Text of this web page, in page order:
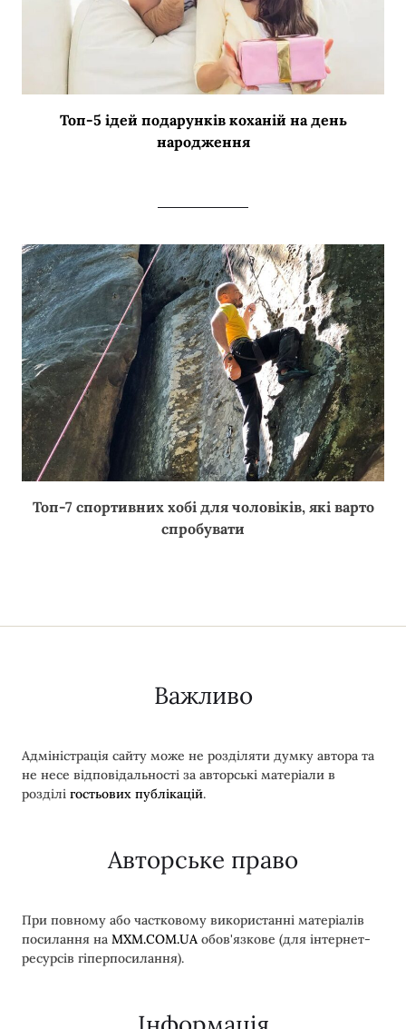
Топ-5 ідей подарунків коханій на день
народження
Топ-7 спортивних хобі для чоловіків, які варто
спробувати
Важливо
Адміністрація сайту може не розділяти думку автора та
не несе відповідальності за авторські матеріали в
розділі гостьових публікацій.
Авторське право
При повному або частковому використанні матеріалів
посилання на MXM.COM.UA обов'язкове (для інтернет-
ресурсів гіперпосилання).